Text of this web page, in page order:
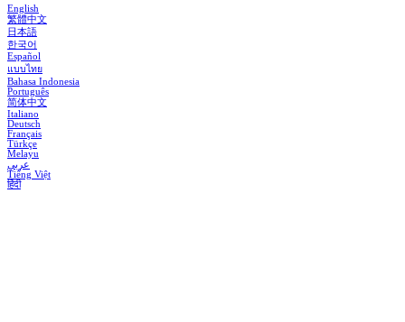
English
繁體中文
日本語
한국어
Español
แบบไทย
Bahasa Indonesia
Português
简体中文
Italiano
Deutsch
Français
Türkçe
Melayu
عربي
Tiếng Việt
हिंदी